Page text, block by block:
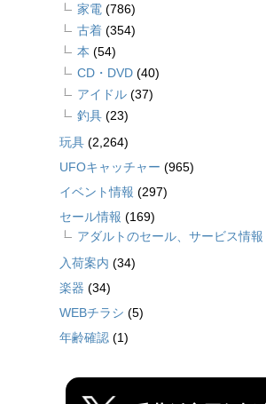
家電 (786)
古着 (354)
本 (54)
CD・DVD (40)
アイドル (37)
釣具 (23)
玩具 (2,264)
UFOキャッチャー (965)
イベント情報 (297)
セール情報 (169)
アダルトのセール、サービス情報
入荷案内 (34)
楽器 (34)
WEBチラシ (5)
年齢確認 (1)